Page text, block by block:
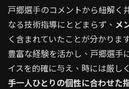
戸郷選手のコメントから紐解く
なる技術指導にとどまらず、 メ
く含まれていたことが分かりま
豊富な経験を活かし、戸郷選手
イスを的確に与え、時には厳し
手一人ひとりの個性に合わせた